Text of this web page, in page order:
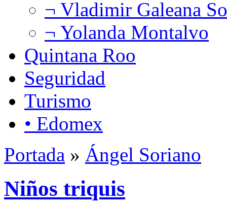
¬ Vladimir Galeana
¬ Yolanda Montalvo
Quintana Roo
Seguridad
Turismo
• Edomex
Portada » Ángel Soriano
Niños triquis